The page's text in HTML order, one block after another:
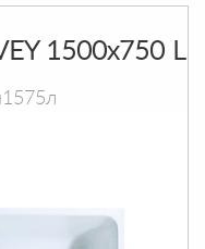
1500х750 L